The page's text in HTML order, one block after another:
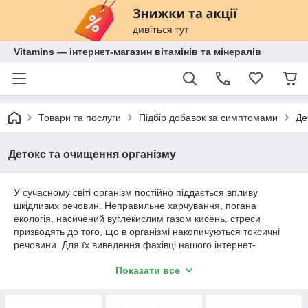
Vitamins — інтернет-магазин вітамінів та мінералів
Товари та послуги Підбір добавок за симптомами
Детокс та очищення організму
У сучасному світі організм постійно піддається впливу
шкідливих речовин. Неправильне харчування, погана
екологія, насичений вуглекислим газом кисень, стреси
призводять до того, що в організмі накопичуються токсичні
речовини. Для їх виведення фахівці нашого інтернет-
пластирі та добавки, які сприяють очищенню організму і
Показати все